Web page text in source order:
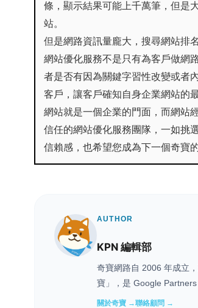
條，顯示結果可能上千萬筆，但是
站。
但是網路資訊量龐大，搜尋網站排
網站優化服務不是只有為客戶做網
者是否有因為關鍵字習性改變或者
客戶，讓客戶確知自身企業網站的
網站就是一個企業的門面，而網站
信任的網站優化服務團隊，一如挑
信賴感，也希望您成為下一個奇寶
AUTHOR
KPN 編輯部
奇寶網路自 2006 年成立
寶」，是 Google Partners
關於奇寶 →聯絡顧問 →